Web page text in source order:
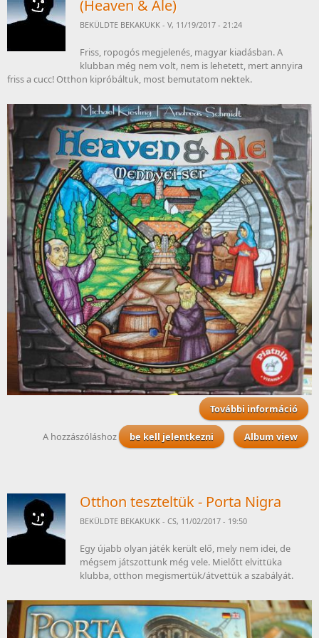
(Heaven & Ale)
BEKÜLDTE BEKAKUKK - V, 11/19/2017 - 21:24
Friss, ropogós megjelenés, magyar kiadásban. A
klubban még nem volt, nem is lehetett, mert annyira
friss a cucc! Otthon kipróbáltuk, most bemutatom nektek.
További információ
A hozzászóláshoz be kell jelentkezni Album view
Otthon teszteltük - Porta Nigra
BEKÜLDTE BEKAKUKK - CS, 11/02/2017 - 19:50
Egy újabb olyan játék került elő, mely nem idei, de
mégsem játszottunk még vele. Mielőtt elvittüka
klubba, otthon megismertük/átvettük a szabályát.